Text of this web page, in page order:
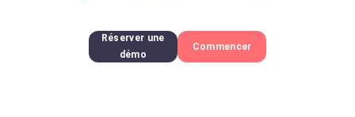
Réserver une
démo
Commencer